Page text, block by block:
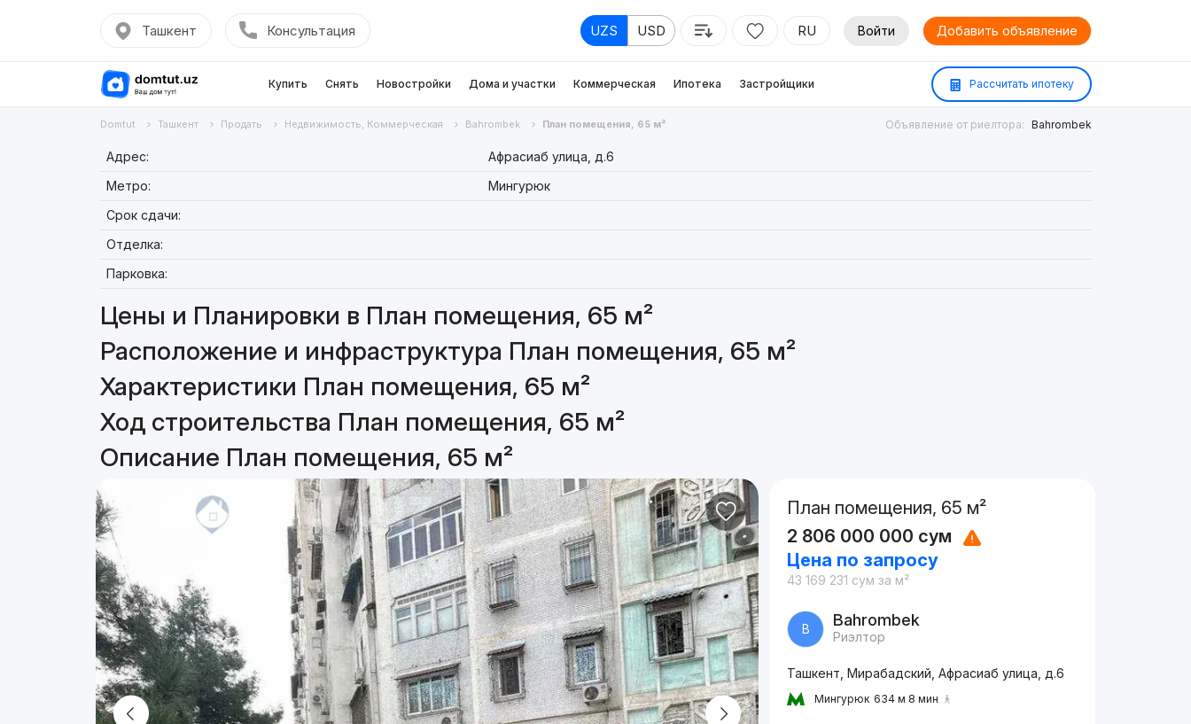
Ташкент Консультация UZS USD RU Войти Добавить объявление
Купить Снять Новостройки Дома и участки Коммерческая Ипотека Застройщики Рассчитать ипотеку
Domtut Ташкент Продать Недвижимость, Коммерческая Bahrombek План помещения, 65 м² Объявление от риелтора: Bahrombek
Адрес:
Афрасиаб улица, д.6
Метро:
Мингурюк
Срок сдачи:
Отделка:
Парковка:
Цены и Планировки в План помещения, 65 м²
Расположение и инфраструктура План помещения, 65 м²
Характеристики План помещения, 65 м²
Ход строительства План помещения, 65 м²
Описание План помещения, 65 м²
План помещения, 65 м²
2 806 000 000 сум
Цена по запросу
43 169 231 сум за м²
B Bahrombek
Риэлтор
Ташкент, Мирабадский, Афрасиаб улица, д.6
Мингурюк 634 м 8 мин